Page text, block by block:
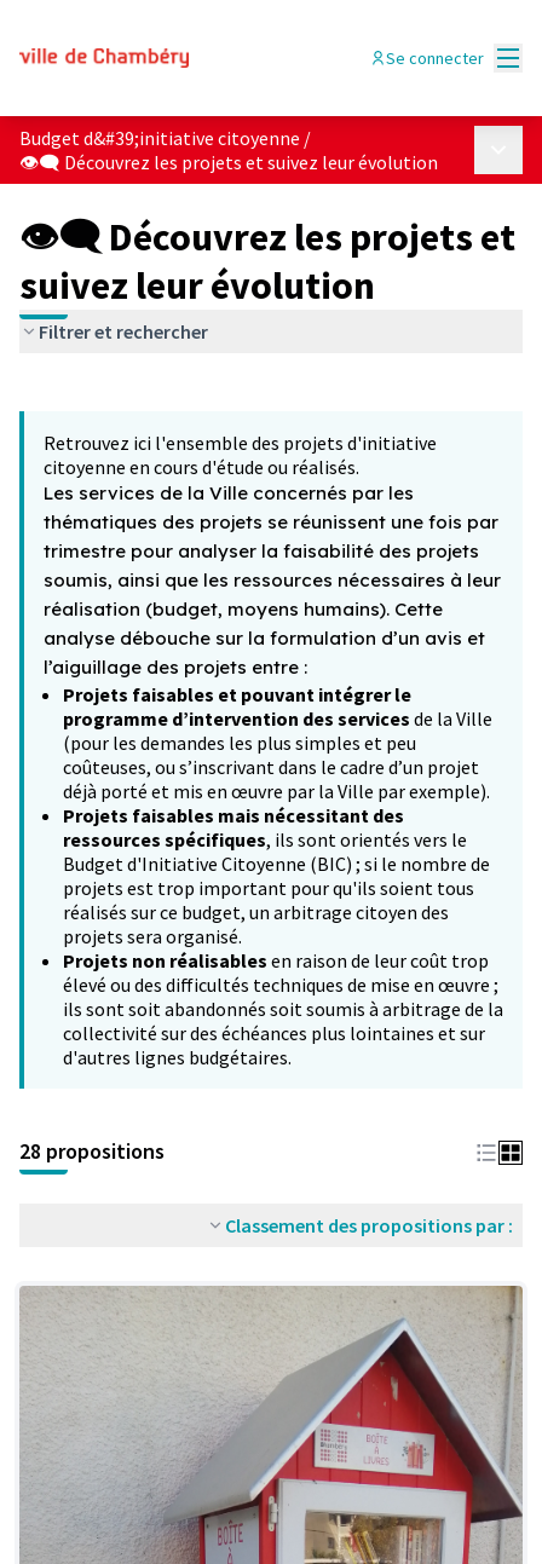
Se connecter
Budget d&#39;initiative citoyenne /
👁‍🗨 Découvrez les projets et suivez leur évolution
👁‍🗨 Découvrez les projets et
suivez leur évolution
Filtrer et rechercher
−
Retrouvez ici l'ensemble des projets d'initiative
citoyenne en cours d'étude ou réalisés.
Les services de la Ville concernés par les
thématiques des projets se réunissent une fois par
trimestre pour analyser la faisabilité des projets
soumis, ainsi que les ressources nécessaires à leur
réalisation (budget, moyens humains). Cette
analyse débouche sur la formulation d’un avis et
l’aiguillage des projets entre :
Projets faisables et pouvant intégrer le
programme d’intervention des services de la Ville
(pour les demandes les plus simples et peu
coûteuses, ou s’inscrivant dans le cadre d’un projet
déjà porté et mis en œuvre par la Ville par exemple).
Projets faisables mais nécessitant des
ressources spécifiques, ils sont orientés vers le
Budget d'Initiative Citoyenne (BIC) ; si le nombre de
projets est trop important pour qu'ils soient tous
réalisés sur ce budget, un arbitrage citoyen des
projets sera organisé.
Projets non réalisables en raison de leur coût trop
élevé ou des difficultés techniques de mise en œuvre ;
ils sont soit abandonnés soit soumis à arbitrage de la
collectivité sur des échéances plus lointaines et sur
d'autres lignes budgétaires.
28 propositions
Classement des propositions par :